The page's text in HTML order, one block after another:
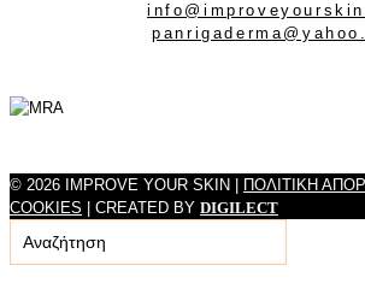
© 2026 IMPROVE YOUR SKIN | ΠΟΛΙΤΙΚΗ
COOKIES | CREATED BY DIGILECT